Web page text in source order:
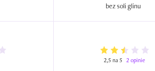
2,5 na 5 2 opinie